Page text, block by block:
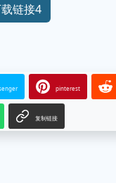
链接4
pinterest
复制链接